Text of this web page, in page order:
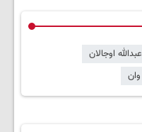
عبدالله اوجالان
وان